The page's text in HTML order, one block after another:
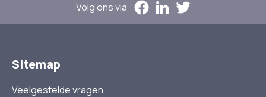
Volg ons via
Sitemap
Veelgestelde vragen